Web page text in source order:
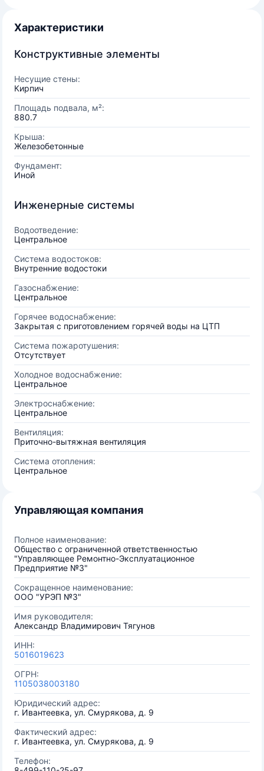
Характеристики
Конструктивные элементы
Несущие стены:
Кирпич
Площадь подвала, м²:
880.7
Крыша:
Железобетонные
Фундамент:
Иной
Инженерные системы
Водоотведение:
Центральное
Система водостоков:
Внутренние водостоки
Газоснабжение:
Центральное
Горячее водоснабжение:
Закрытая с приготовлением горячей воды на ЦТП
Система пожаротушения:
Отсутствует
Холодное водоснабжение:
Центральное
Электроснабжение:
Центральное
Вентиляция:
Приточно-вытяжная вентиляция
Система отопления:
Центральное
Управляющая компания
Полное наименование:
Общество с ограниченной ответственностью
"Управляющее Ремонтно-Эксплуатационное
Предприятие №3"
Сокращенное наименование:
ООО "УРЭП №3"
Имя руководителя:
Александр Владимирович Тягунов
ИНН:
5016019623
ОГРН:
1105038003180
Юридический адрес:
г. Ивантеевка, ул. Смурякова, д. 9
Фактический адрес:
г. Ивантеевка, ул. Смурякова, д. 9
Телефон: